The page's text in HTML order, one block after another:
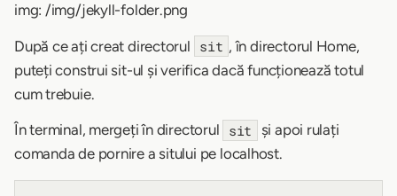
img: /img/jekyll-folder.png
După ce ați creat directorul sit , în directorul Home,
puteți construi sit-ul și verifica dacă funcționează totul
cum trebuie.
În terminal, mergeți în directorul sit
și apoi rulați
comanda de pornire a sitului pe localhost.